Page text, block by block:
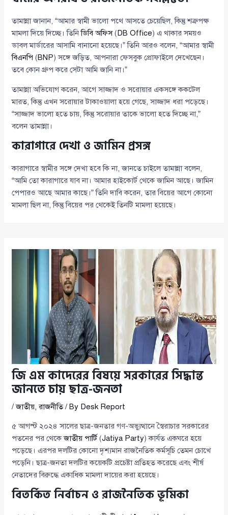
তামান্না জানান, “আমার স্বামী ভালো পথে আসতে চেয়েছিল, কিন্তু শত্রুপক্ষ
মামলা দিয়ে দিচ্ছে। তিনিডিবি অফিস( DB Office) এ থাকার সময়ও
ডাবল মার্ডারের আসামি বানানো হয়েছে।” তিনি আরও বলেন, “আমার স্বামী
বিএনপি (BNP) সঙ্গে জড়িত, আপনারা ফেসবুক প্রোফাইলে দেখেছেন।
তবে কোন গ্রুপ করে সেটা আমি জানি না।”
তামান্না অভিযোগ করেন, আগে সাজ্জাদ ও সরোয়ার একসঙ্গে ককটেল
মারত, কিন্তু এখন সরোয়ার টাকাওয়ালা হয়ে গেছে, সাজ্জাদ ধরা পড়েছে।
“সাজ্জাদ ভালো হতে চায়, কিন্তু সরোয়ার তাকে ভালো হতে দিচ্ছে না,”
বলেন তামান্না।
কারাগারে দেখা ও জামিন প্রসঙ্গ
কারাগারে স্বামীর সঙ্গে দেখা হবে কি না, জানতে চাইলে তামান্না বলেন,
“আমি তো কারাগারে যাব না। আমার হাইকোর্ট থেকে জামিন আছে। জামিন
পেপারও আছে আমার কাছে।” তিনি দাবি করেন, তার বিয়ের আগে কোনো
মামলা ছিল না, কিন্তু বিয়ের পর থেকেই তিনটি মামলা হয়েছে।
জি এম কাদেরের বিষয়ে সরকারের সিদ্ধান্ত
জানতে চায় ছাত্র-জনতা
/জাতীয়,রাজনীতি/ By Desk Report
৫ আগস্ট ২০২৪ সালের ছাত্র-জনতার গণ-অভ্যুত্থানে স্বৈরাচার সরকারের
পতনের পর থেকেজাতীয় পার্টি (Jatiya Party) কার্যত একঘরে হয়ে
পড়েছে। এরপর দলটির কোনো দৃশ্যমান রাজনৈতিক কর্মসূচি তেমন চোখে
পড়েনি। ছাত্র-জনতা দলটির কয়েকটি প্রচেষ্টা প্রতিহত করেছে এবং শীর্ষ
নেতাদের বিরুদ্ধে একাধিক মামলা দায়ের করা হয়েছে।
বিতর্কিত নির্বাচন ও রাজনৈতিক ভূমিকা